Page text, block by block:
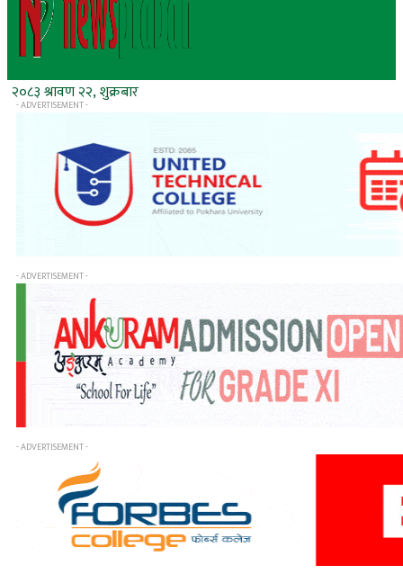
२०८३ श्रावण २२, शुक्रबार
- ADVERTISEMENT -
- ADVERTISEMENT -
- ADVERTISEMENT -